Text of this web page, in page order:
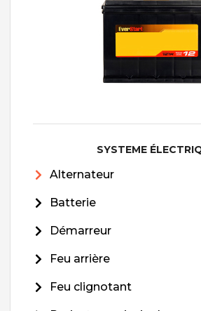
SYSTEME
Alternateur
Batterie
Démarreur
Feu arrière
Feu clignotant